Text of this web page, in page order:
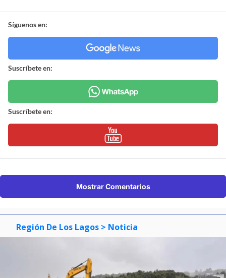
Síguenos en:
Suscríbete en:
Suscríbete en:
Mostrar Comentarios
Región De Los Lagos > Noticia